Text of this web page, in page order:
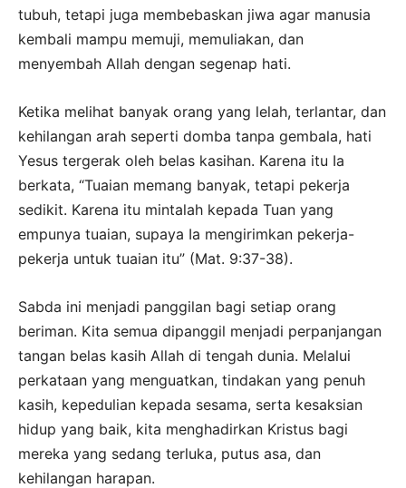
tubuh, tetapi juga membebaskan jiwa agar manusia
kembali mampu memuji, memuliakan, dan
menyembah Allah dengan segenap hati.
Ketika melihat banyak orang yang lelah, terlantar, dan
kehilangan arah seperti domba tanpa gembala, hati
Yesus tergerak oleh belas kasihan. Karena itu Ia
berkata, “Tuaian memang banyak, tetapi pekerja
sedikit. Karena itu mintalah kepada Tuan yang
empunya tuaian, supaya Ia mengirimkan pekerja-
pekerja untuk tuaian itu” (Mat. 9:37-38).
Sabda ini menjadi panggilan bagi setiap orang
beriman. Kita semua dipanggil menjadi perpanjangan
tangan belas kasih Allah di tengah dunia. Melalui
perkataan yang menguatkan, tindakan yang penuh
kasih, kepedulian kepada sesama, serta kesaksian
hidup yang baik, kita menghadirkan Kristus bagi
mereka yang sedang terluka, putus asa, dan
kehilangan harapan.